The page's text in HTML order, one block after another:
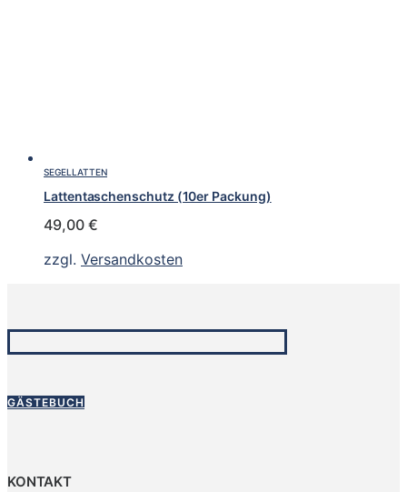
SEGELLATTEN
Lattentaschenschutz (10er Packung)
49,00 €
zzgl. Versandkosten
GÄSTEBUCH
KONTAKT